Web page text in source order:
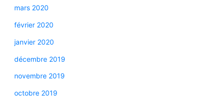
mars 2020
février 2020
janvier 2020
décembre 2019
novembre 2019
octobre 2019